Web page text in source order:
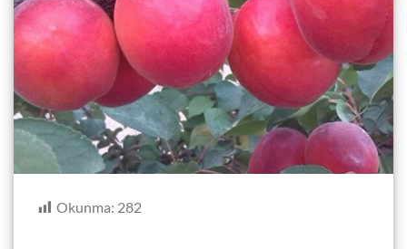
Okunma: 282